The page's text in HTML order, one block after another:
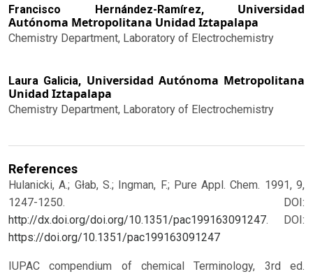
Francisco Hernández-Ramírez, Universidad
Autónoma Metropolitana Unidad Iztapalapa
Chemistry Department, Laboratory of Electrochemistry
Laura Galicia, Universidad Autónoma Metropolitana
Unidad Iztapalapa
Chemistry Department, Laboratory of Electrochemistry
References
Hulanicki, A.; Głab, S.; Ingman, F.; Pure Appl. Chem. 1991, 9,
1247-1250. DOI:
http://dx.doi.org/doi.org/10.1351/pac199163091247.
DOI:
https://doi.org/10.1351/pac199163091247
IUPAC compendium of chemical Terminology, 3rd ed.